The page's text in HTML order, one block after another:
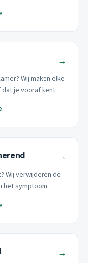
→
Wij maken elke
je vooraf kent.
→
Wij verwijderen de
het symptoom.
→